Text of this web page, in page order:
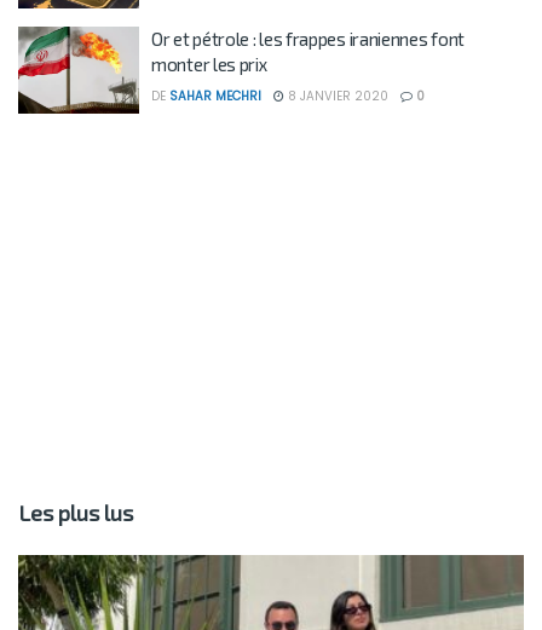
Or et pétrole : les frappes iraniennes font
monter les prix
DE SAHAR MECHRI 8 JANVIER 2020 0
Les plus lus